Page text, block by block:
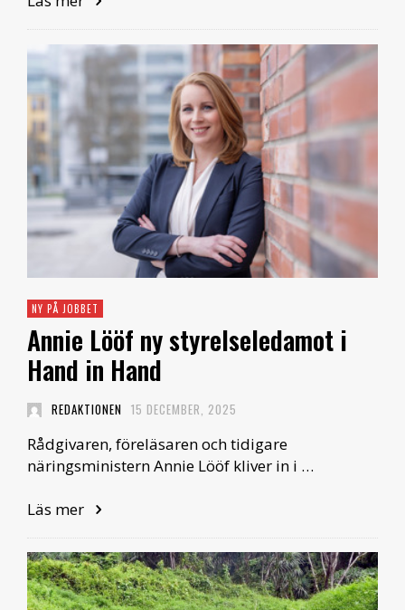
NY PÅ JOBBET
Annie Lööf ny styrelseledamot i
Hand in Hand
REDAKTIONEN 15 DECEMBER, 2025
Rådgivaren, föreläsaren och tidigare
näringsministern Annie Lööf kliver in i …
Läs mer